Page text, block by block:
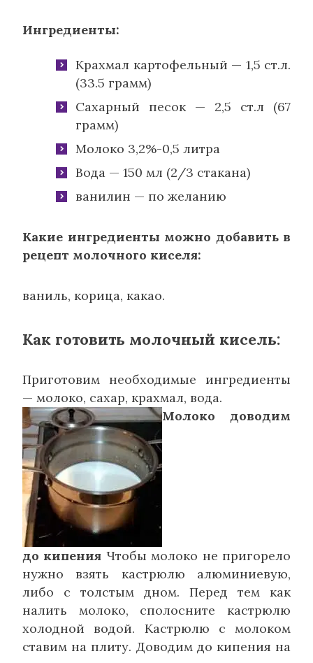
Ингредиенты:
Крахмал картофельный — 1,5 ст.л.
(33.5 грамм)
Сахарный песок — 2,5 ст.л (67
грамм)
Молоко 3,2%-0,5 литра
Вода — 150 мл (2/3 стакана)
ванилин — по желанию
Какие ингредиенты можно добавить в
рецепт молочного киселя:
ваниль, корица, какао.
Как готовить молочный кисель:
Приготовим необходимые ингредиенты
— молоко, сахар, крахмал, вода.
Молоко доводим
до кипения Чтобы молоко не пригорело
нужно взять кастрюлю алюминиевую,
либо с толстым дном. Перед тем как
налить молоко, сполосните кастрюлю
холодной водой. Кастрюлю с молоком
ставим на плиту. Доводим до кипения на